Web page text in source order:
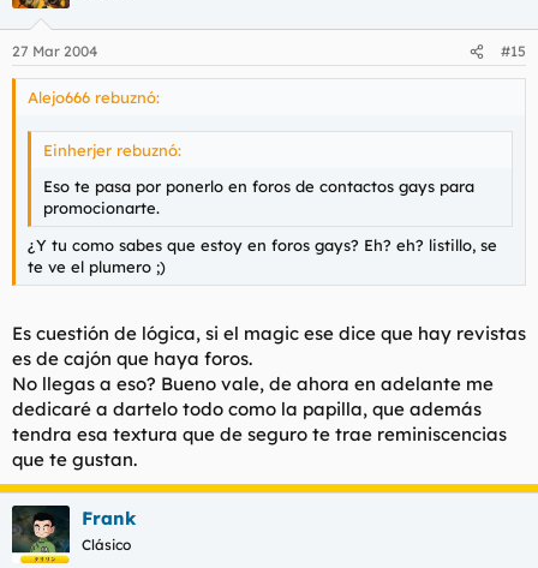
27 Mar 2004 #15
Alejo666 rebuznó:
Einherjer rebuznó:
Eso te pasa por ponerlo en foros de contactos gays para
promocionarte.
¿Y tu como sabes que estoy en foros gays? Eh? eh? listillo, se
te ve el plumero ;)
Es cuestión de lógica, si el magic ese dice que hay revistas
es de cajón que haya foros.
No llegas a eso? Bueno vale, de ahora en adelante me
dedicaré a dartelo todo como la papilla, que además
tendra esa textura que de seguro te trae reminiscencias
que te gustan.
Frank
Clásico